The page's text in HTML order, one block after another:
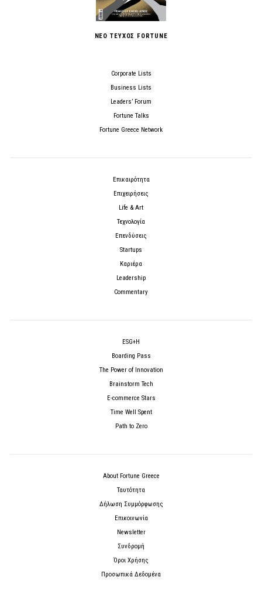
ΝΕΟ ΤΕΥΧΟΣ FORTUNE
Corporate Lists
Business Lists
Leaders’ Forum
Fortune Talks
Fortune Greece Network
Επικαιρότητα
Επιχειρήσεις
Life & Art
Τεχνολογία
Επενδύσεις
Startups
Καριέρα
Leadership
Commentary
ESG+H
Boarding Pass
The Power of Innovation
Brainstorm Tech
E-commerce Stars
Time Well Spent
Path to Zero
About Fortune Greece
Ταυτότητα
Δήλωση Συμμόρφωσης
Επικοινωνία
Newsletter
Συνδρομή
Όροι Χρήσης
Προσωπικά Δεδομένα